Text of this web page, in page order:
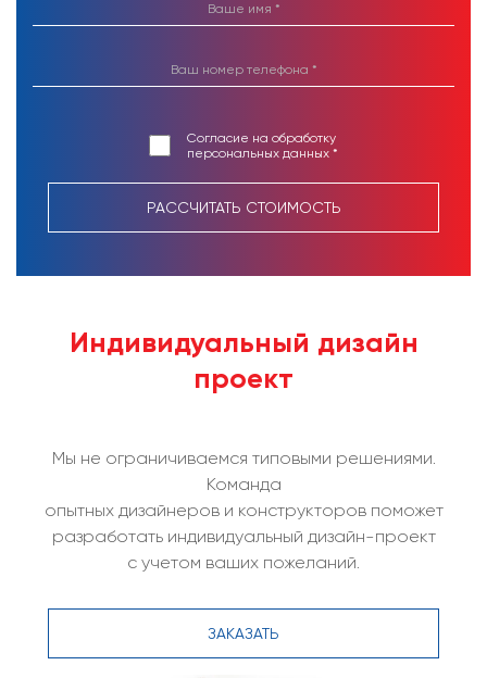
Согласие на обработку
персональных данных *
РАССЧИТАТЬ СТОИМОСТЬ
Индивидуальный дизайн
проект
Мы не ограничиваемся типовыми решениями.
Команда
опытных дизайнеров и конструкторов поможет
разработать индивидуальный дизайн-проект
с учетом ваших пожеланий.
ЗАКАЗАТЬ